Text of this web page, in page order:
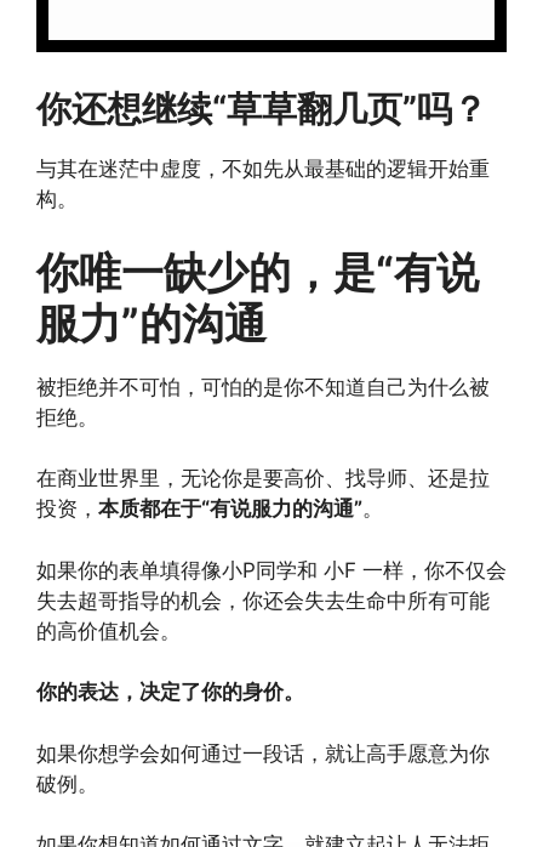
你还想继续“草草翻几页”吗？
与其在迷茫中虚度，不如先从最基础的逻辑开始重
构。
你唯一缺少的，是“有说
服力”的沟通
被拒绝并不可怕，可怕的是你不知道自己为什么被
拒绝。
在商业世界里，无论你是要高价、找导师、还是拉
投资， 本质都在于“有说服力的沟通”。
如果你的表单填得像小P同学和 小F 一样，你不仅会
失去超哥指导的机会，你还会失去生命中所有可能
的高价值机会。
你的表达，决定了你的身价。
如果你想学会如何通过一段话，就让高手愿意为你
破例。